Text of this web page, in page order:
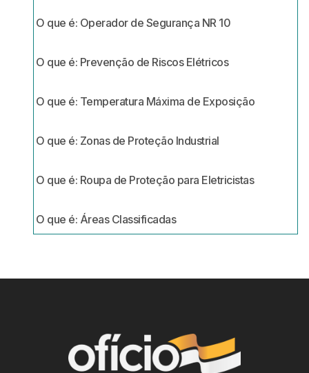
O que é: Operador de Segurança NR 10
O que é: Prevenção de Riscos Elétricos
O que é: Temperatura Máxima de Exposição
O que é: Zonas de Proteção Industrial
O que é: Roupa de Proteção para Eletricistas
O que é: Áreas Classificadas